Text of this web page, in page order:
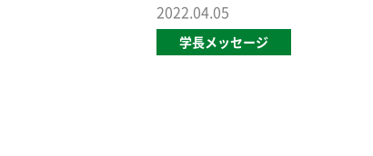
2022.04.05
学長メッセージ